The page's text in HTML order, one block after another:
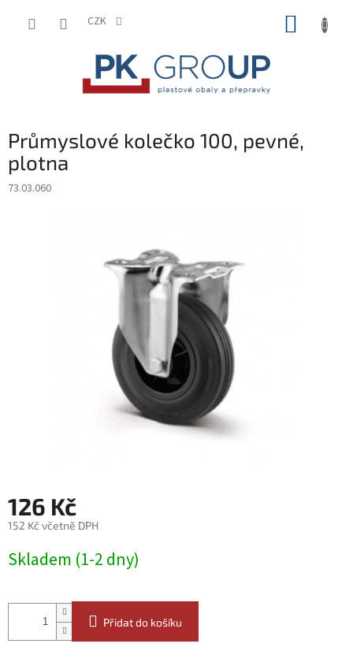
CZK
Průmyslové kolečko 100, pevné,
plotna
73.03.060
126 Kč
152 Kč včetně DPH
cena:
Skladem (1-2 dny)
Přidat do košíku